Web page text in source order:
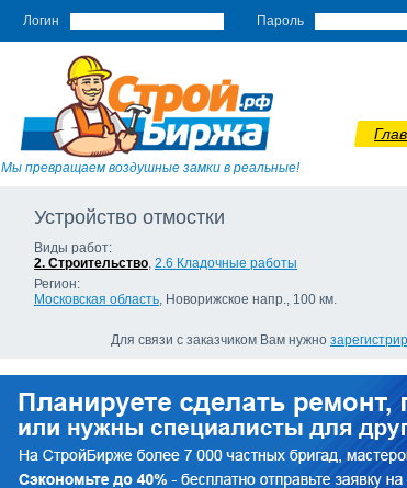
Логин Пароль
Мы превращаем воздушные замки в реальные!
Устройство отмостки
Виды работ:
2. Строительство, 2.6 Кладочные работы
Регион:
Московская область, Новорижское напр., 100 км.
Для связи с заказчиком Вам нужно